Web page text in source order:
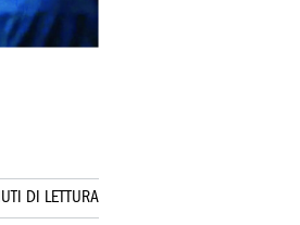
DI LETTURA